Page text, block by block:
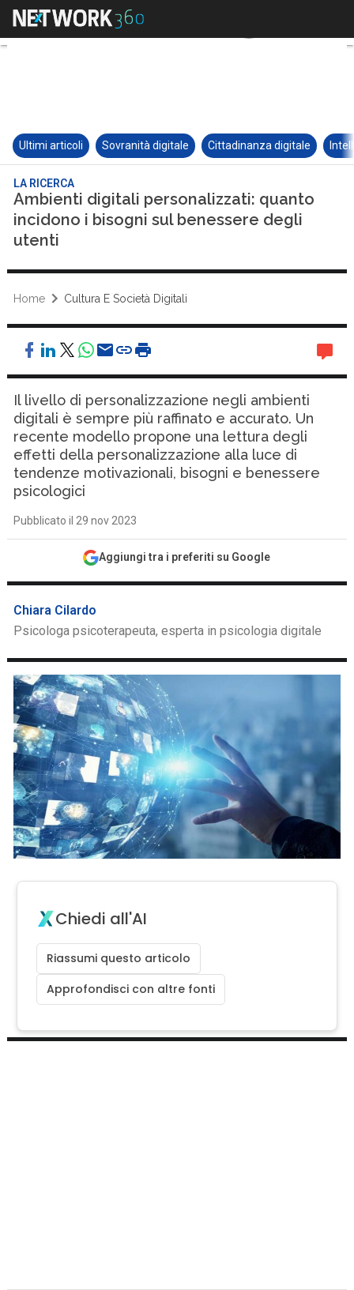
Ultimi articoli Sovranità digitale Cittadinanza digitale
LA RICERCA
Ambienti digitali personalizzati: quanto
incidono i bisogni sul benessere degli
utenti
Home Cultura E Società Digitali
Il livello di personalizzazione negli ambienti
digitali è sempre più raffinato e accurato. Un
recente modello propone una lettura degli
effetti della personalizzazione alla luce di
tendenze motivazionali, bisogni e benessere
psicologici
Pubblicato il 29 nov 2023
Aggiungi tra i preferiti su Google
Chiara Cilardo
Psicologa psicoterapeuta, esperta in psicologia digitale
Chiedi all'AI
Riassumi questo articolo
Approfondisci con altre fonti